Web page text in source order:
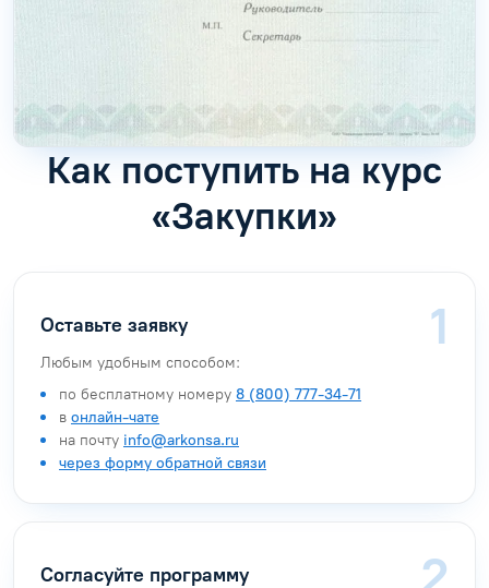
Как поступить на курс
«Закупки»
Оставьте заявку
Любым удобным способом:
по бесплатному номеру 8 (800) 777-34-71
в онлайн-чате
на почту info@arkonsa.ru
через форму обратной связи
Согласуйте программу